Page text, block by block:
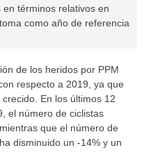
términos relativos en
como año de referencia
de los heridos por PPM
respecto a 2019, ya que
En los últimos 12
el número de ciclistas
que el número de
disminuido un -14% y un